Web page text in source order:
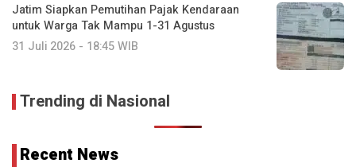
Jatim Siapkan Pemutihan Pajak Kendaraan
untuk Warga Tak Mampu 1-31 Agustus
31 Juli 2026 - 18:45 WIB
Trending di Nasional
Recent News